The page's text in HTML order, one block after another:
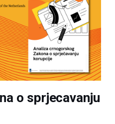
o sprjecavanju